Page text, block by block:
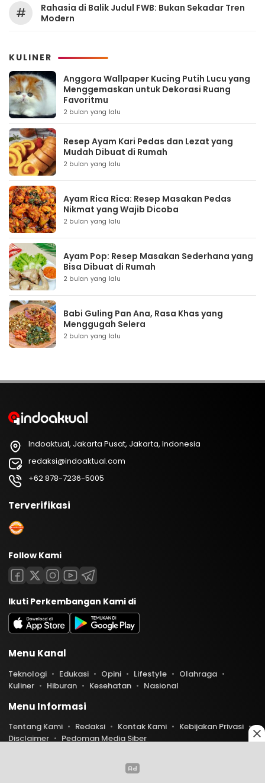
0
#
Rahasia di Balik Judul FWB: Bukan Sekadar Tren
Modern
KULINER
Anggora Wallpaper Kucing Putih Lucu yang
Menggemaskan untuk Dekorasi Ruang
Favoritmu
2 bulan yang lalu
Resep Ayam Kari Pedas dan Lezat yang
Mudah Dibuat di Rumah
2 bulan yang lalu
Ayam Rica Rica: Resep Masakan Pedas
Nikmat yang Wajib Dicoba
2 bulan yang lalu
Ayam Pop: Resep Masakan Sederhana yang
Bisa Dibuat di Rumah
2 bulan yang lalu
Babi Guling Pan Ana, Rasa Khas yang
Menggugah Selera
2 bulan yang lalu
Indoaktual, Jakarta Pusat, Jakarta, Indonesia
redaksi@indoaktual.com
+62 878-7236-5005
Terverifikasi
Follow Kami
Ikuti Perkembangan Kami di
Menu Kanal
Teknologi Edukasi Opini Lifestyle
Olahraga
Kuliner
Hiburan Kesehatan Nasional
Menu Informasi
Tentang Kami Redaksi Kontak Kami
Kebijakan Privasi
Disclaimer
Pedoman Media Siber